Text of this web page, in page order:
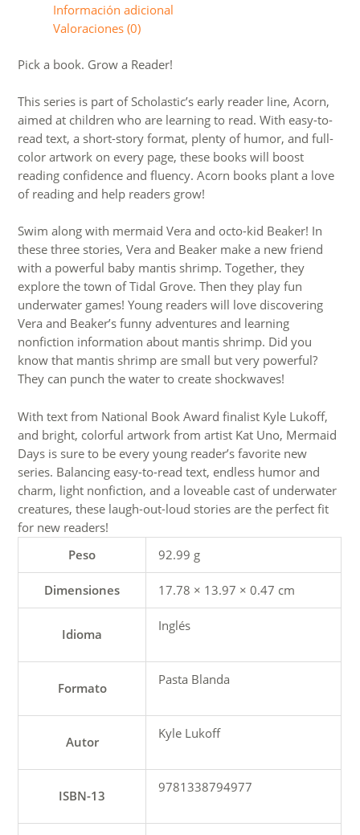
Información adicional
Valoraciones (0)
Pick a book. Grow a Reader!
This series is part of Scholastic’s early reader line, Acorn,
aimed at children who are learning to read. With easy-to-
read text, a short-story format, plenty of humor, and full-
color artwork on every page, these books will boost
reading confidence and fluency. Acorn books plant a love
of reading and help readers grow!
Swim along with mermaid Vera and octo-kid Beaker! In
these three stories, Vera and Beaker make a new friend
with a powerful baby mantis shrimp. Together, they
explore the town of Tidal Grove. Then they play fun
underwater games! Young readers will love discovering
Vera and Beaker’s funny adventures and learning
nonfiction information about mantis shrimp. Did you
know that mantis shrimp are small but very powerful?
They can punch the water to create shockwaves!
With text from National Book Award finalist Kyle Lukoff,
and bright, colorful artwork from artist Kat Uno, Mermaid
Days is sure to be every young reader’s favorite new
series. Balancing easy-to-read text, endless humor and
charm, light nonfiction, and a loveable cast of underwater
creatures, these laugh-out-loud stories are the perfect fit
for new readers!
Peso
92.99 g
Dimensiones 17.78 × 13.97 × 0.47 cm
Idioma
Inglés
Formato
Pasta Blanda
Autor
Kyle Lukoff
ISBN-13
9781338794977